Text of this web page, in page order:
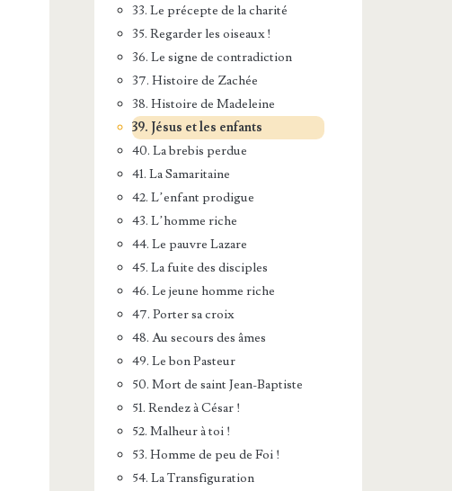
33. Le précepte de la charité
35. Regarder les oiseaux !
36. Le signe de contradiction
37. Histoire de Zachée
38. Histoire de Madeleine
39. Jésus et les enfants
40. La brebis perdue
41. La Samaritaine
42. L’enfant prodigue
43. L’homme riche
44. Le pauvre Lazare
45. La fuite des disciples
46. Le jeune homme riche
47. Porter sa croix
48. Au secours des âmes
49. Le bon Pasteur
50. Mort de saint Jean-Baptiste
51. Rendez à César !
52. Malheur à toi !
53. Homme de peu de Foi !
54. La Transfiguration